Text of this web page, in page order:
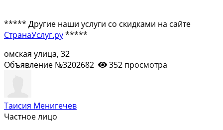
***** Другие наши услуги со скидками на сайте
СтранаУслуг.ру*****
омская улица, 32
Объявление №3202682
352 просмотра
Таисия Менигечев
Частное лицо